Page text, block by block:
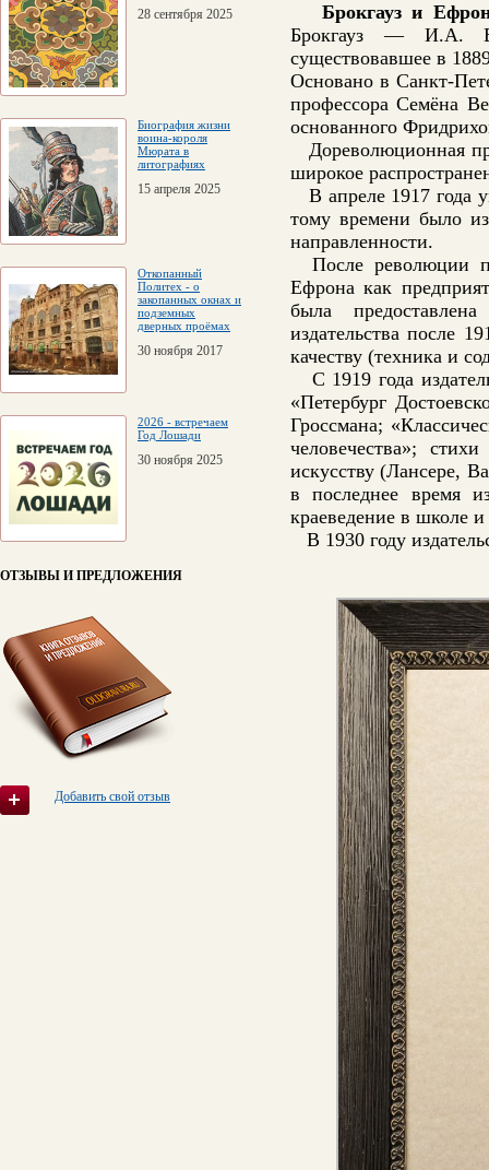
28 сентября 2025
Биография жизни
воина-короля
Мюрата в
литографиях
15 апреля 2025
Откопанный
Политех - о
закопанных окнах и
подземных
дверных проёмах
30 ноября 2017
2026 - встречаем
Год Лошади
30 ноября 2025
ОТЗЫВЫ И ПРЕДЛОЖЕНИЯ
Добавить свой отзыв
Брокгауз и
Брокгауз — И.А.
существовавшее в
Основано в Санкт-
профессора Семёна
основанного
Дореволюционная
широкое
В апреле 1917 года
тому времени было
направленности.
После революции
Ефрона как
была
издательства после
качеству (техника и
C 1919 года
«Петербург
Гроссмана;
человечества»;
искусству (Лансере,
в последнее время
краеведение в школе
В 1930 году